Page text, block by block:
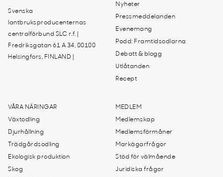
Svenska
lantbruksproducenternas
centralförbund SLC r.f. |
Fredriksgatan 61 A 34, 00100
Helsingfors, FINLAND |
Nyheter
Pressmeddelanden
Evenemang
Podd: Framtidsodlarna
Debatt & blogg
Utlåtanden
Recept
VÅRA NÄRINGAR
Växtodling
Djurhållning
Trädgårdsodling
Ekologisk produktion
Skog
MEDLEM
Medlemskap
Medlemsförmåner
Markägarfrågor
Stöd för välmående
Juridiska frågor